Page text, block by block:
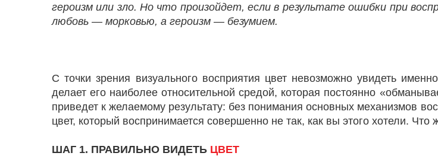
героизм или зло. Но что произойдет, если в результате ошибки при
любовь — морковью, а героизм — безумием.
С точки зрения визуального восприятия цвет невозможно увидеть
делает его наиболее относительной средой, которая постоянно
приведет к желаемому результату: без понимания основных механизмов
цвет, который воспринимается совершенно не так, как вы этого хотели. Что
ШАГ 1. ПРАВИЛЬНО ВИДЕТЬ ЦВЕТ